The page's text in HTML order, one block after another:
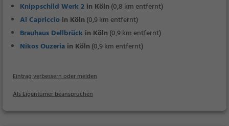
Knippschild Werk 2 in Köln (0,8 km entfernt)
Al Capriccio in Köln (0,9 km entfernt)
Brauhaus Dellbrück in Köln (0,9 km entfernt)
Nikos Ouzeria in Köln (0,9 km entfernt)
Eintrag verbessern oder melden
Als Eigentümer beanspruchen